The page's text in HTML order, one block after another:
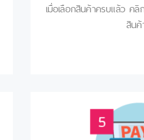
เมื่อเลือกสินค้าครบแล้ว ค
สิน